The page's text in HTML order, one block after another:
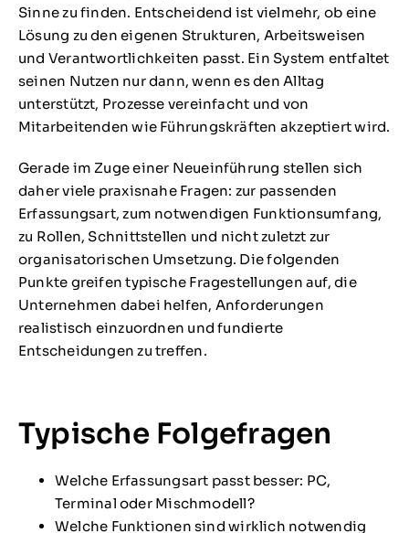
Sinne zu finden. Entscheidend ist vielmehr, ob eine
Lösung zu den eigenen Strukturen, Arbeitsweisen
und Verantwortlichkeiten passt. Ein System entfaltet
seinen Nutzen nur dann, wenn es den Alltag
unterstützt, Prozesse vereinfacht und von
Mitarbeitenden wie Führungskräften akzeptiert wird.
Gerade im Zuge einer Neueinführung stellen sich
daher viele praxisnahe Fragen: zur passenden
Erfassungsart, zum notwendigen Funktionsumfang,
zu Rollen, Schnittstellen und nicht zuletzt zur
organisatorischen Umsetzung. Die folgenden
Punkte greifen typische Fragestellungen auf, die
Unternehmen dabei helfen, Anforderungen
realistisch einzuordnen und fundierte
Entscheidungen zu treffen.
Typische Folgefragen
Welche Erfassungsart passt besser: PC,
Terminal oder Mischmodell?
Welche Funktionen sind wirklich notwendig